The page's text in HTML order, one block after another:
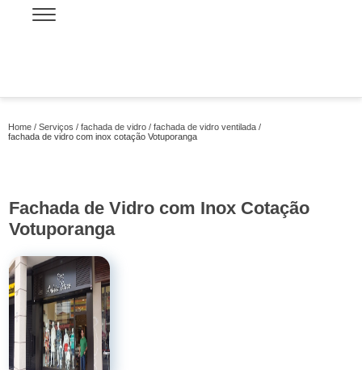
Home Serviços fachada de vidro
fachada de vidro ventilada
fachada de vidro com inox cotação Votuporanga
Fachada de Vidro com Inox Cotação
Votuporanga